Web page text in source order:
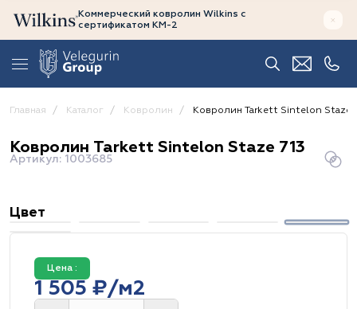
Коммерческий ковролин Wilkins с
сертификатом КМ-2
Главная Каталог Ковролин Ковролин Tarkett Sintelon Staze
Ковролин Tarkett Sintelon Staze 713
Артикул: 1003685
Цвет
Цена :
1 505 ₽/м2